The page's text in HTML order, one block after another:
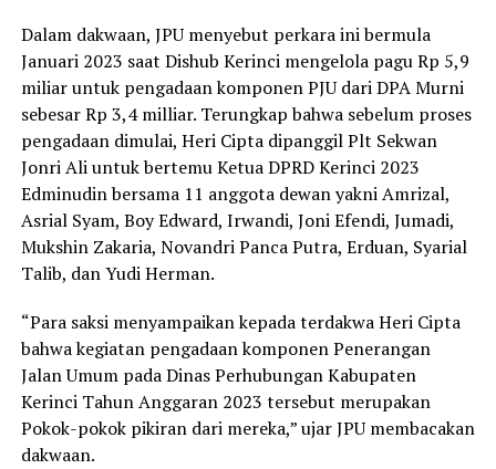
Dalam dakwaan, JPU menyebut perkara ini bermula
Januari 2023 saat Dishub Kerinci mengelola pagu Rp 5,9
miliar untuk pengadaan komponen PJU dari DPA Murni
sebesar Rp 3,4 milliar. Terungkap bahwa sebelum proses
pengadaan dimulai, Heri Cipta dipanggil Plt Sekwan
Jonri Ali untuk bertemu Ketua DPRD Kerinci 2023
Edminudin bersama 11 anggota dewan yakni Amrizal,
Asrial Syam, Boy Edward, Irwandi, Joni Efendi, Jumadi,
Mukshin Zakaria, Novandri Panca Putra, Erduan, Syarial
Talib, dan Yudi Herman.
“Para saksi menyampaikan kepada terdakwa Heri Cipta
bahwa kegiatan pengadaan komponen Penerangan
Jalan Umum pada Dinas Perhubungan Kabupaten
Kerinci Tahun Anggaran 2023 tersebut merupakan
Pokok-pokok pikiran dari mereka,” ujar JPU membacakan
dakwaan.